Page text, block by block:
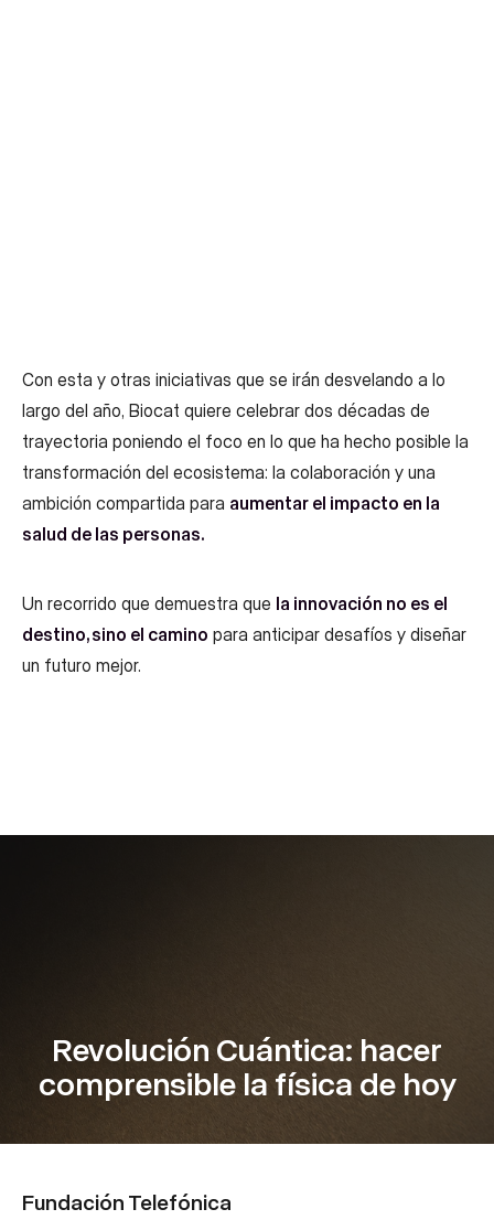
Con esta y otras iniciativas que se irán desvelando a lo
largo del año, Biocat quiere celebrar dos décadas de
trayectoria poniendo el foco en lo que ha hecho posible la
transformación del ecosistema: la colaboración y una
ambición compartida para aumentar el impacto en la
salud de las personas.
Un recorrido que demuestra que la innovación no es el
destino, sino el camino para anticipar desafíos y diseñar
un futuro mejor.
Revolución Cuántica: hacer
comprensible la física de hoy
Fundación Telefónica